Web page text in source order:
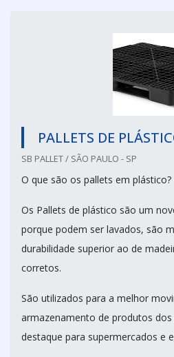
PALLETS DE
SB PALLET / SÃO PAULO - SP
O que são os pallets em plástico?
Os Pallets de plástico são um
porque podem ser lavados, são
durabilidade superior ao de
corretos.
São utilizados para a melhor
armazenamento de produtos
destaque para supermercados e